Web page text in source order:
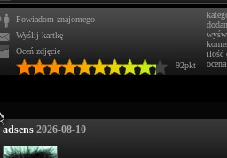
Powiadom znajomego
Wyślij kartkę
Oceń zdjęcie
92pkt
ilość
ocena
adsens 2026-08-10